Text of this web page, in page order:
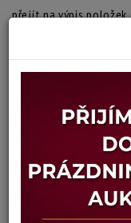
přejít na výpis položek
SKLENĚNÁ
(1938 Sollentuna - ?)
Skleněná miska s
Šířka: 15,5 cm, výška: 11 cm
Stav: dobrý
Konec dražby: